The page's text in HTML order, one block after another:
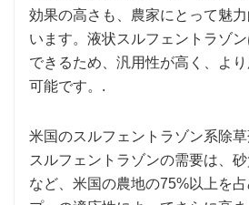
効果の高さも、農家にとって魅
います。液状スルフェントラゾ
できるため、汎用性が高く、よ
可能です。.
米国のスルフェントラゾン系除
スルフェントラゾンの需要は、
など、米国の農地の75%以上を